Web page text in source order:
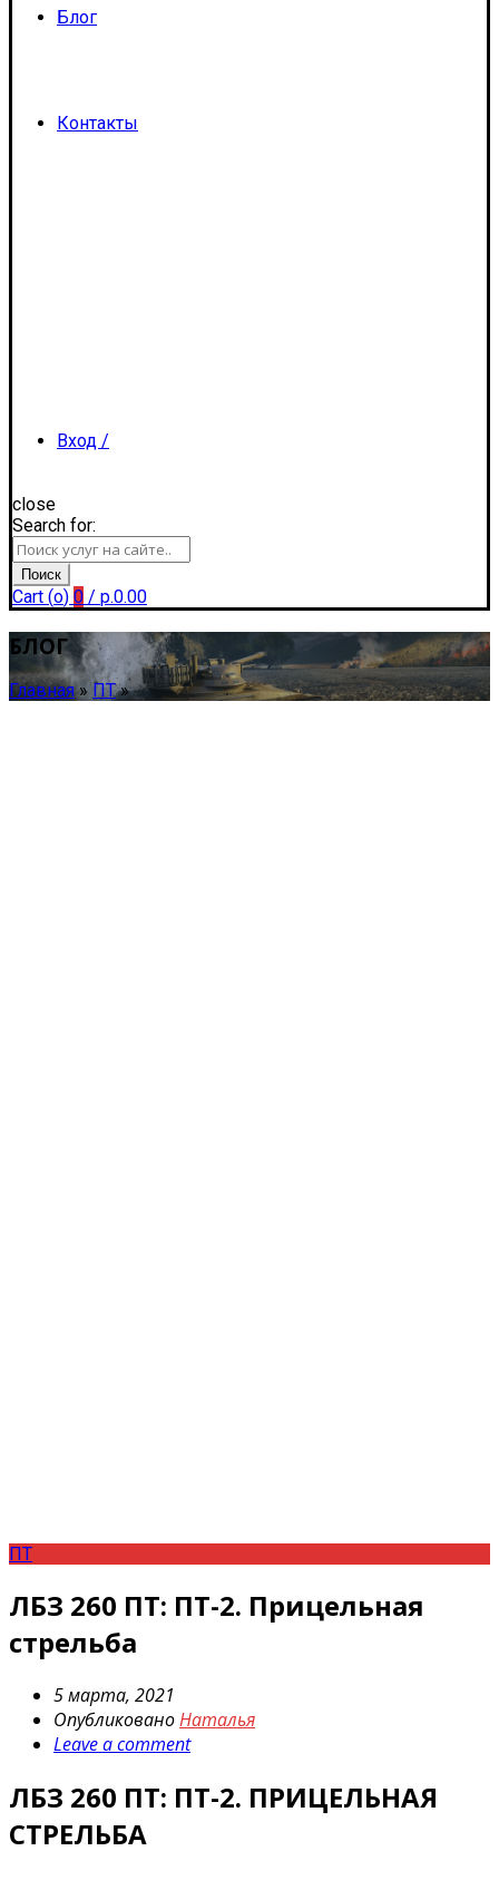
Блог
Контакты
Вход /
Регистрация
close
Search for:
Поиск
Cart (o) 0 / р.0.00
БЛОГ
Главная» ПТ»
ПТ
ЛБЗ 260 ПТ: ПТ-2. Прицельная
стрельба
5 марта, 2021
ОпубликованоНаталья
Leave a comment
ЛБЗ 260 ПТ: ПТ-2. ПРИЦЕЛЬНАЯ
СТРЕЛЬБА